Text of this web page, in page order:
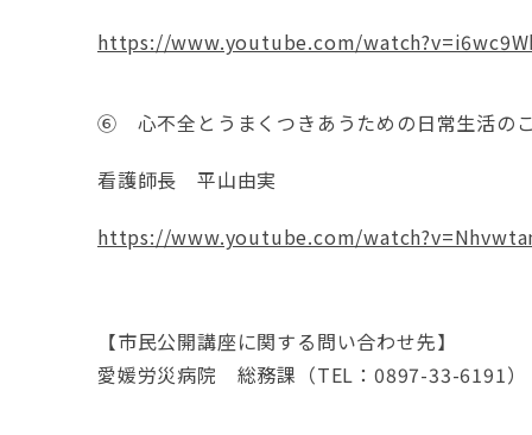
https://www.youtube.com/
⑥ 心不全とうまくつきあうための日常生活の
看護師長 平山由実
https://www.youtube.com/
【市民公開講座に関する問い合わせ先】
愛媛労災病院 総務課（TEL：0897-33-6191）